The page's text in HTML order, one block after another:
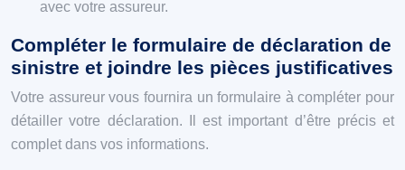
avec votre assureur.
Compléter le formulaire de déclaration de
sinistre et joindre les pièces justificatives
Votre assureur vous fournira un formulaire à compléter pour
détailler votre déclaration. Il est important d’être précis et
complet dans vos informations.